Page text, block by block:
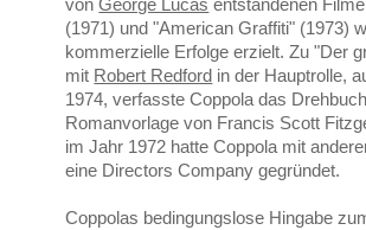
vonGeorge Lucas entstandenen
(1971) und "American Graffiti" (1973)
kommerzielle Erfolge erzielt. Zu "Der
mit Robert Redford in der Hauptrolle,
1974, verfasste Coppola das
Romanvorlage von Francis Scott
im Jahr 1972 hatte Coppola mit
eine Directors Company gegründet.
Coppolas bedingungslose Hingabe